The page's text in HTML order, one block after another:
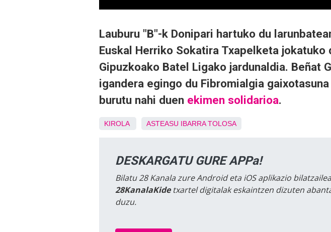
Lauburu "B"-k Donipari hartuko du
Euskal Herriko Sokatira Txapelketa jokatuko
Gipuzkoako Batel Ligako jardunaldia. Beñat
igandera egingo du Fibromialgia
burutu nahi duen ekimen solidarioa.
KIROLA ASTEASU IBARRA TOLOSA
DESKARGATU GURE APPa!
Bilatu 28 Kanala zure Android eta iOS aplikazio
28KanalaKidetxartel digitalak eskaintzen dizuten
duzu.